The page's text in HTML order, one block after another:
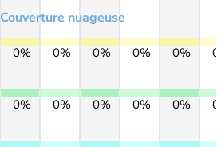
Couverture nuageuse
0%
0%
0%
0%
0%
0%
0%
0%
0%
0%